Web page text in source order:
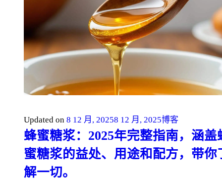
Updated on 8 12 月, 20258 12 月, 2025博客
蜂蜜糖浆：2025年完整指南，涵盖
蜜糖浆的益处、用途和配方，带你
解一切。